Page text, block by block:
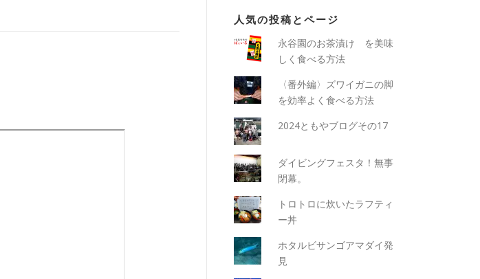
人気の投稿とページ
永谷園のお茶漬け を美味
しく食べる方法
〈番外編〉ズワイガニの脚
を効率よく食べる方法
2024ともやブログその17
ダイビングフェスタ！無事
閉幕。
トロトロに炊いたラフティ
ー丼
ホタルビサンゴアマダイ発
見